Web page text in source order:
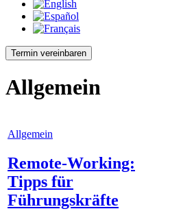
Termin vereinbaren
Allgemein
Allgemein
Remote-Working:
Tipps für
Führungskräfte